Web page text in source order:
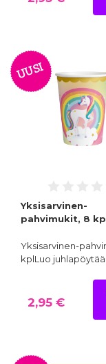
UUSI
Yksisarvinen-
pahvimukit, 8
Yksisarvinen-
kplLuo
2,95 €